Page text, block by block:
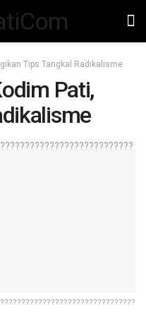
Tips Tangkal Radikalisme
Pati,